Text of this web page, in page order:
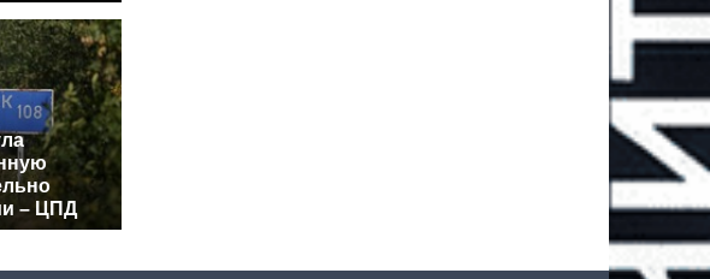
– ЦПД